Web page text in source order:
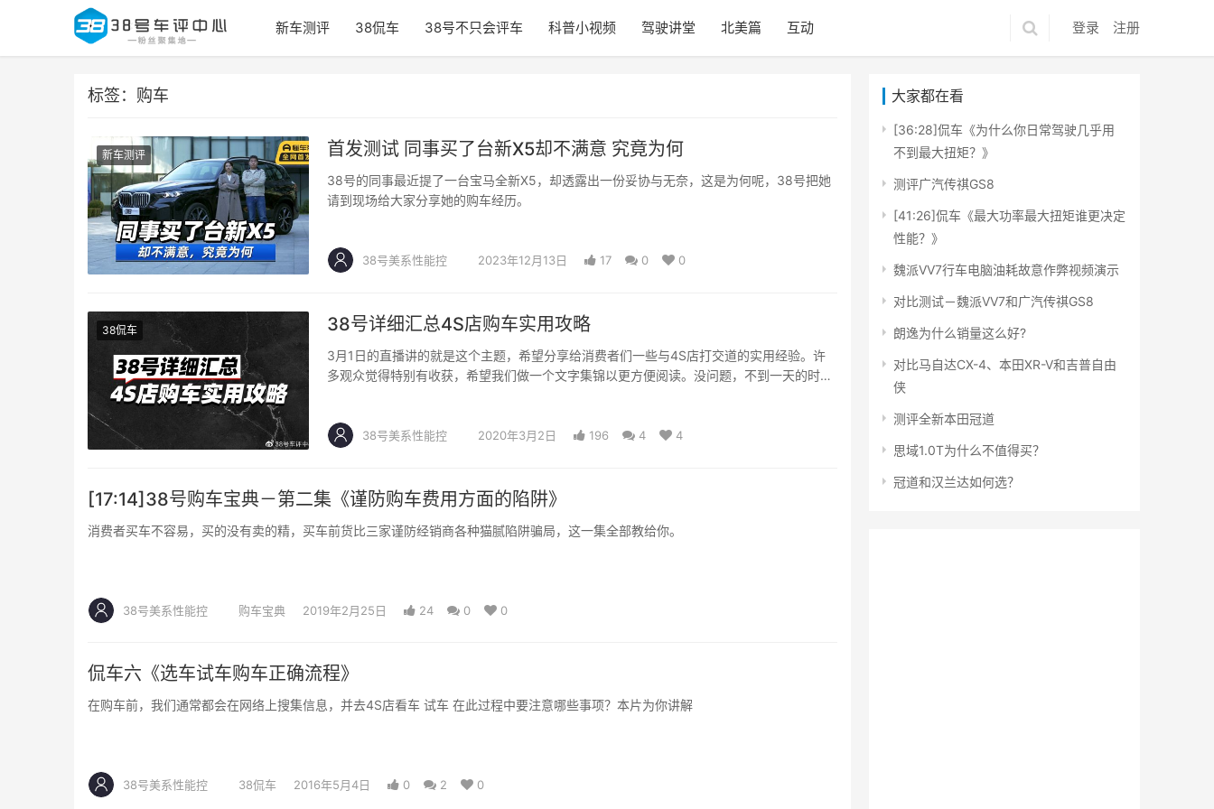
新车测评 38侃车 38号不只会评车 科普小视频 驾驶讲堂 北美篇 互动 登录 注册
标签：购车
新车测评 首发测试 同事买了台新X5却不满意 究竟为何
38号的同事最近提了一台宝马全新X5，却透露出一份妥协与无奈，这是为何呢，38号把她
请到现场给大家分享她的购车经历。
38号美系性能控 2023年12月13日 17 0 0
38侃车 38号详细汇总4S店购车实用攻略
3月1日的直播讲的就是这个主题，希望分享给消费者们一些与4S店打交道的实用经验。许
多观众觉得特别有收获，希望我们做一个文字集锦以更方便阅读。没问题，不到一天的时间
38号美系性能控 2020年3月2日 196 4 4
[17:14]38号购车宝典－第二集《谨防购车费用方面的陷阱》
消费者买车不容易，买的没有卖的精，买车前货比三家谨防经销商各种猫腻陷阱骗局，这一集全部教给你。
38号美系性能控 购车宝典 2019年2月25日 24 0 0
侃车六《选车试车购车正确流程》
在购车前，我们通常都会在网络上搜集信息，并去4S店看车 试车 在此过程中要注意哪些事项？本片为你讲解
38号美系性能控 38侃车 2016年5月4日 0 2 0
大家都在看
[36:28]侃车《为什么你日常驾驶几乎用
不到最大扭矩？》
测评广汽传祺GS8
[41:26]侃车《最大功率最大扭矩谁更决定
性能？》
魏派VV7行车电脑油耗故意作弊视频演示
对比测试－魏派VV7和广汽传祺GS8
朗逸为什么销量这么好?
对比马自达CX-4、本田XR-V和吉普自由
侠
测评全新本田冠道
思域1.0T为什么不值得买？
冠道和汉兰达如何选？